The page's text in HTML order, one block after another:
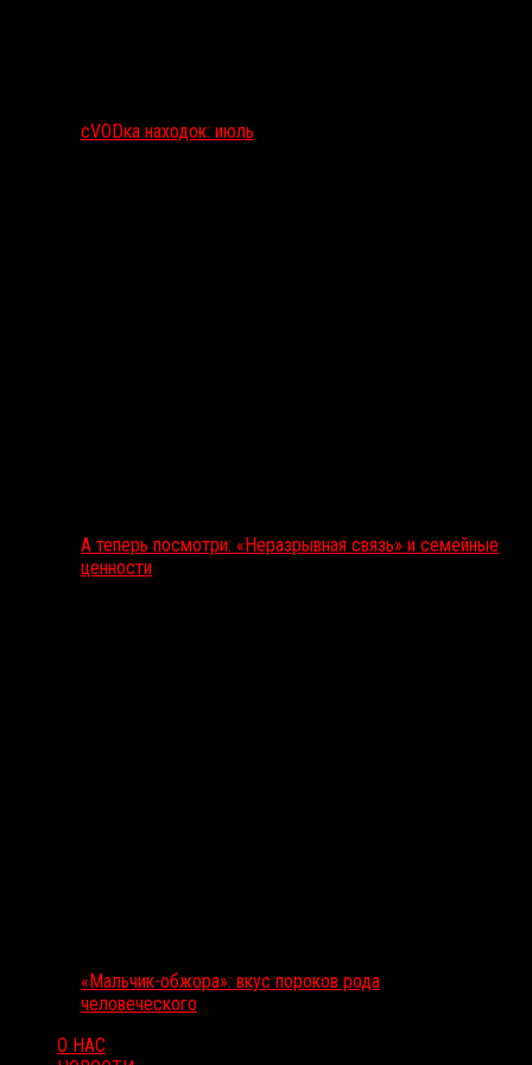
сVODка находок: июль
А теперь посмотри: «Неразрывная связь» и семейные
ценности
«Мальчик-обжора»: вкус пороков рода
человеческого
О НАС